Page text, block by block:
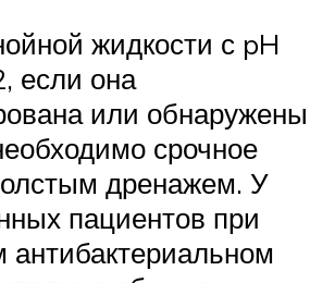
жидкости с pH
если она
или обнаружены
срочное
дренажем. У
пациентов при
антибактериальном